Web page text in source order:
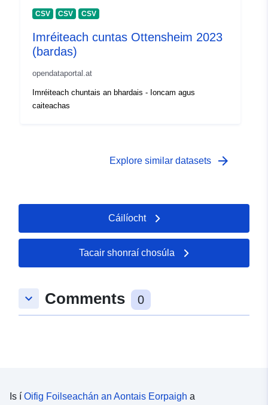
CSV CSV CSV
Imréiteach cuntas Ottensheim 2023
(bardas)
opendataportal.at
Imréiteach chuntais an bhardais - Ioncam agus
caiteachas
Explore similar datasets arrow_forward
Cáilíocht
Tacair shonraí chosúla
keyboard_arrow_down Comments 0
Is í Oifig Foilseachán an Aontais Eorpaigh a